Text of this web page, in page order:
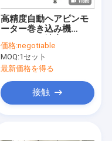
高精度自動ヘアピンモ
ーター巻き込み機
価格:negotiable
MOQ:1セット
最新価格を得る
接触